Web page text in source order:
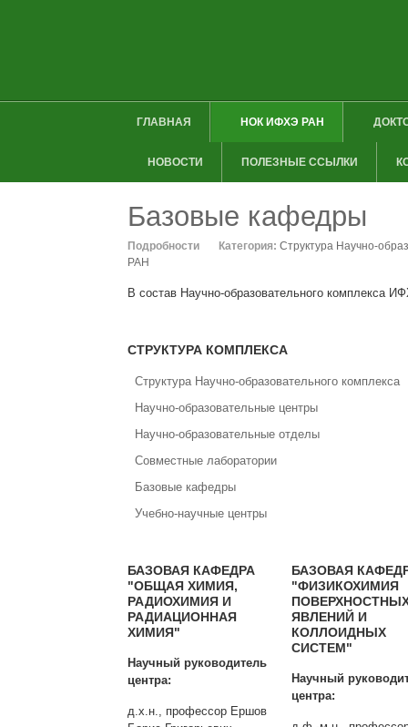
ГЛАВНАЯ НОК ИФХЭ РАН
НОВОСТИ ПОЛЕЗНЫЕ ССЫЛКИ
Базовые кафедры
Подробности Категория: Структура Научно-
РАН
В состав Научно-образовательного комплекса
СТРУКТУРА КОМПЛЕКСА
Структура Научно-образовательного комплекса
Научно-образовательные центры
Научно-образовательные отделы
Совместные лаборатории
Базовые кафедры
Учебно-научные центры
БАЗОВАЯ КАФЕДРА
"ОБЩАЯ ХИМИЯ,
РАДИОХИМИЯ И
РАДИАЦИОННАЯ
ХИМИЯ"
Научный руководитель
центра:
д.х.н., профессор Ершов
БАЗОВАЯ
"ФИЗИКОХИМИЯ
ЯВЛЕНИЙ И
КОЛЛОИДНЫХ
СИСТЕМ"
Научный
центра: